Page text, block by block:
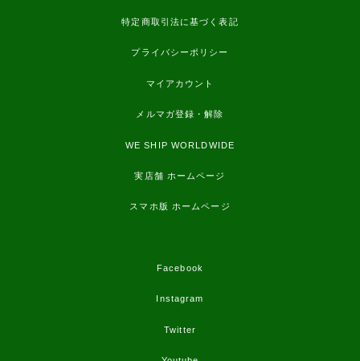
特定商取引法に基づく表記
プライバシーポリシー
マイアカウント
メルマガ登録・解除
WE SHIP WORLDWIDE
実店舗 ホームページ
スマホ版 ホームページ
Facebook
Instagram
Twitter